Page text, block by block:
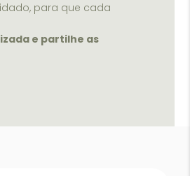
para que cada
e partilhe as